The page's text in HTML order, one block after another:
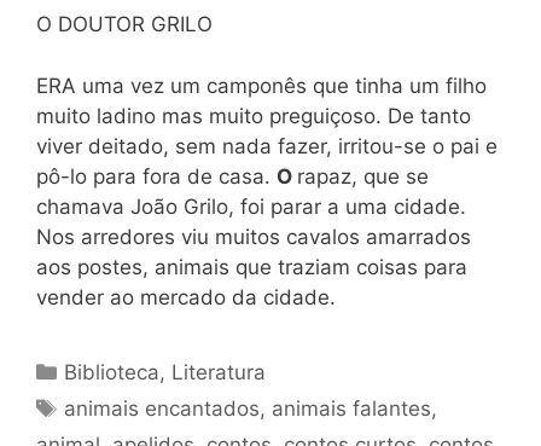
O DOUTOR GRILO
ERA uma vez um camponês que tinha um filho
muito ladino mas muito preguiçoso. De tanto
viver deitado, sem nada fazer, irritou-se o pai e
pô-lo para fora de casa. O rapaz, que se
chamava João Grilo, foi parar a uma cidade.
Nos arredores viu muitos cavalos amarrados
aos postes, animais que traziam coisas para
vender ao mercado da cidade.
Categorias
Biblioteca, Literatura
Tags
animais encantados, animais falantes,